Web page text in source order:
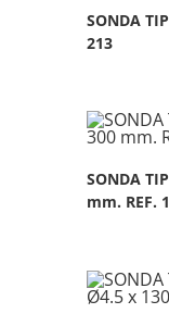
SONDA
213
SONDA
mm. REF.